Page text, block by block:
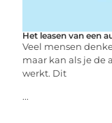
Het leasen van een
Veel mensen
maar kan als je de
werkt. Dit
...